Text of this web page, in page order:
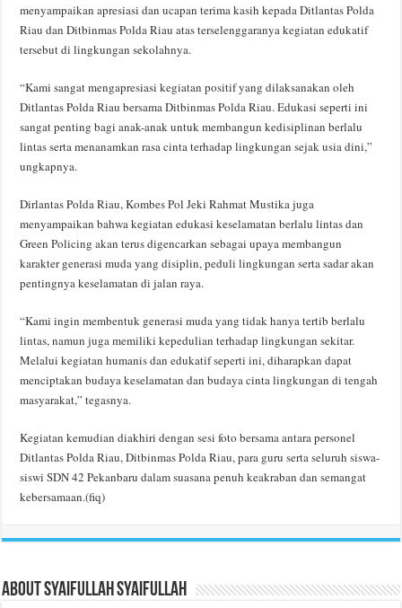
menyampaikan apresiasi dan ucapan terima kasih kepada Ditlantas Polda
Riau dan Ditbinmas Polda Riau atas terselenggaranya kegiatan edukatif
tersebut di lingkungan sekolahnya.
“Kami sangat mengapresiasi kegiatan positif yang dilaksanakan oleh
Ditlantas Polda Riau bersama Ditbinmas Polda Riau. Edukasi seperti ini
sangat penting bagi anak-anak untuk membangun kedisiplinan berlalu
lintas serta menanamkan rasa cinta terhadap lingkungan sejak usia dini,”
ungkapnya.
Dirlantas Polda Riau, Kombes Pol Jeki Rahmat Mustika juga
menyampaikan bahwa kegiatan edukasi keselamatan berlalu lintas dan
Green Policing akan terus digencarkan sebagai upaya membangun
karakter generasi muda yang disiplin, peduli lingkungan serta sadar akan
pentingnya keselamatan di jalan raya.
“Kami ingin membentuk generasi muda yang tidak hanya tertib berlalu
lintas, namun juga memiliki kepedulian terhadap lingkungan sekitar.
Melalui kegiatan humanis dan edukatif seperti ini, diharapkan dapat
menciptakan budaya keselamatan dan budaya cinta lingkungan di tengah
masyarakat,” tegasnya.
Kegiatan kemudian diakhiri dengan sesi foto bersama antara personel
Ditlantas Polda Riau, Ditbinmas Polda Riau, para guru serta seluruh siswa-
siswi SDN 42 Pekanbaru dalam suasana penuh keakraban dan semangat
kebersamaan.(fiq)
About Syaifullah Syaifullah